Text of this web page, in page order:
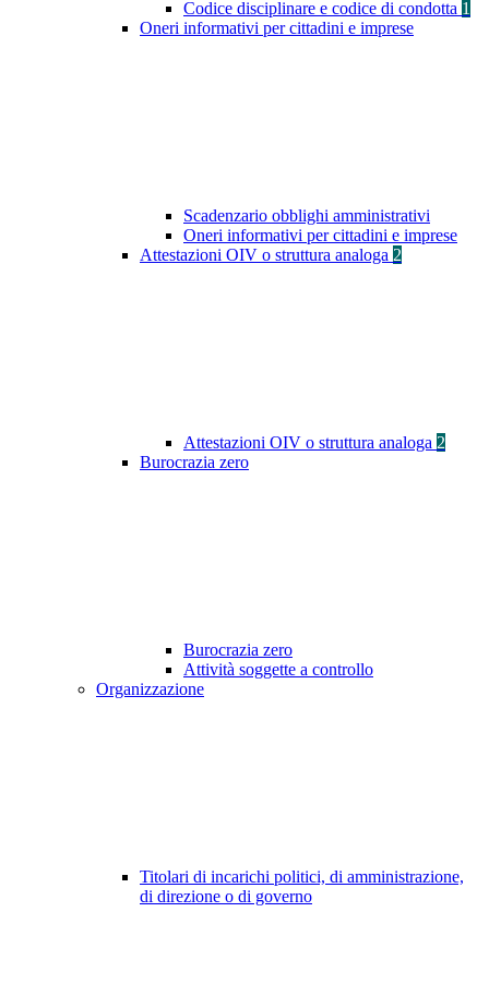
Codice disciplinare e codice di condotta 1
Oneri informativi per cittadini e imprese
Scadenzario obblighi amministrativi
Oneri informativi per cittadini e imprese
Attestazioni OIV o struttura analoga 2
Attestazioni OIV o struttura analoga 2
Burocrazia zero
Burocrazia zero
Attività soggette a controllo
Organizzazione
Titolari di incarichi politici, di amministrazione,
di direzione o di governo